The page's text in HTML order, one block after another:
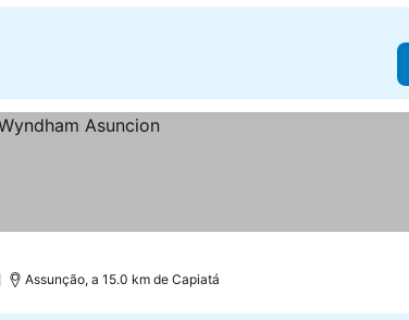
Assunção, a 15.0 km de Capiatá